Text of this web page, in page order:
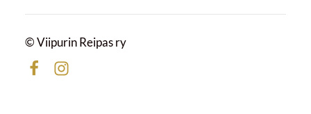
© Viipurin Reipas ry